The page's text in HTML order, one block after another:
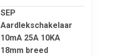
SEP
Aardlekschakelaar
10mA 25A 10KA
18mm breed